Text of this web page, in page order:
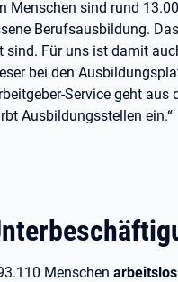
Menschen sind rund
Berufsausbildung.
Für uns ist damit
bei den
Service geht aus
Ausbildungsstellen ein.“
Menschen